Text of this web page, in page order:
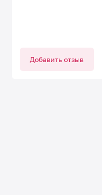
Добавить отзыв